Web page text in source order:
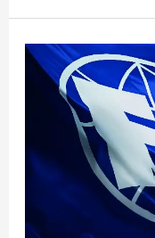
decisões
mais
emocionantes
Fórmula
Fórmula
Novos
Carros,
Motores